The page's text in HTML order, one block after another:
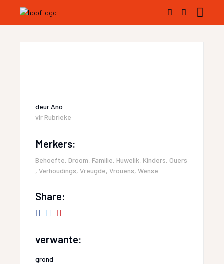
deur Ano
vir Rubrieke
Merkers:
Behoefte, Droom, Familie, Huwelik, Kinders, Ouers
,Verhoudings,Vreugde,Vrouens,Wense
Share:
verwante:
grond